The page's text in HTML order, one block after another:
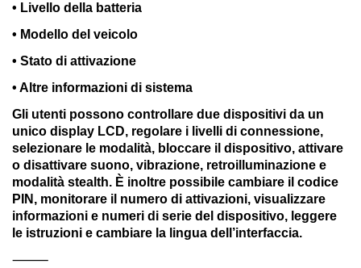
• Livello della batteria
• Modello del veicolo
• Stato di attivazione
• Altre informazioni di sistema
Gli utenti possono controllare due dispositivi da un
unico display LCD, regolare i livelli di connessione,
selezionare le modalità, bloccare il dispositivo, attivare
o disattivare suono, vibrazione, retroilluminazione e
modalità stealth. È inoltre possibile cambiare il codice
PIN, monitorare il numero di attivazioni, visualizzare
informazioni e numeri di serie del dispositivo, leggere
le istruzioni e cambiare la lingua dell’interfaccia.
⸻